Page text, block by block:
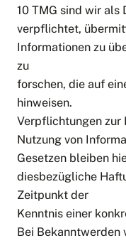
10 TMG sind wir als
verpflichtet,
Informationen zu
zu
forschen, die auf
hinweisen.
Verpflichtungen zur
Nutzung von
Gesetzen bleiben
diesbezügliche
Zeitpunkt der
Kenntnis einer
Bei Bekanntwerden